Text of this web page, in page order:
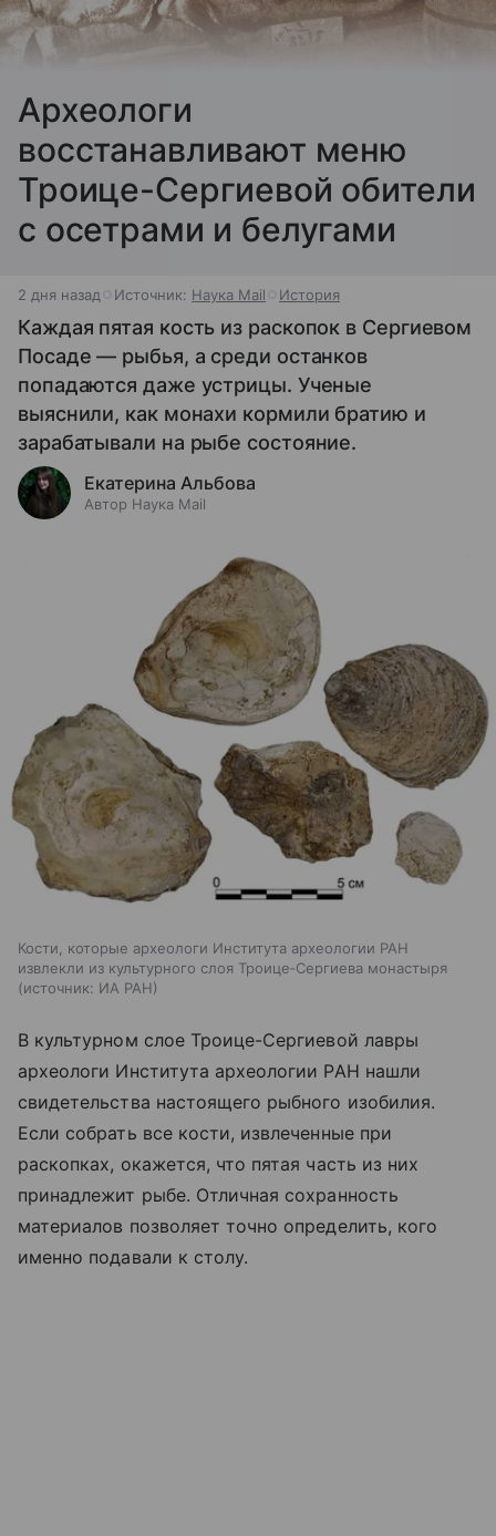
Археологи
восстанавливают меню
Троице-Сергиевой обители
с осетрами и белугами
2 дня назад Источник: Наука Mail История
Каждая пятая кость из раскопок в Сергиевом
Посаде — рыбья, а среди останков
попадаются даже устрицы. Ученые
выяснили, как монахи кормили братию и
зарабатывали на рыбе состояние.
Екатерина Альбова
Автор Наука Mail
Кости, которые археологи Института археологии РАН
извлекли из культурного слоя Троице‑Сергиева монастыря
источник: ИА РАН
В культурном слое Троице-Сергиевой лавры
археологи Института археологии РАН нашли
свидетельства настоящего рыбного изобилия.
Если собрать все кости, извлеченные при
раскопках, окажется, что пятая часть из них
принадлежит рыбе. Отличная сохранность
материалов позволяет точно определить, кого
именно подавали к столу.